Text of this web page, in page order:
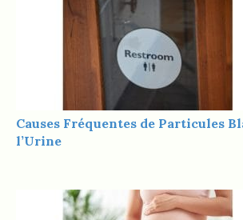
Causes Fréquentes de Particules
l’Urine